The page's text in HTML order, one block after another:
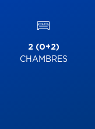
2 (0+2)
CHAMBRES